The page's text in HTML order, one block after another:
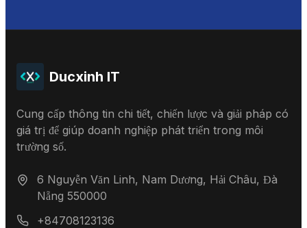
Ducxinh IT
Cung cấp thông tin chi tiết, chiến lược và giải pháp có
giá trị để giúp doanh nghiệp phát triển trong môi
trường số.
6 Nguyễn Văn Linh, Nam Dương, Hải Châu, Đà
Nẵng 550000
+84708123136